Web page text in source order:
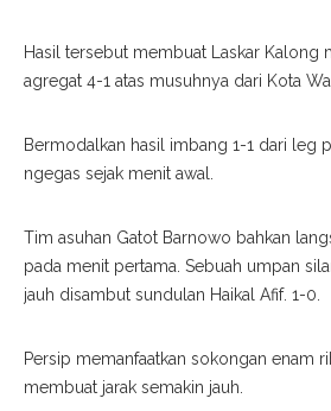
Hasil tersebut membuat Laskar Kalong
agregat 4-1 atas musuhnya dari Kota
Bermodalkan hasil imbang 1-1 dari leg
ngegas sejak menit awal.
Tim asuhan Gatot Barnowo bahkan
pada menit pertama. Sebuah umpan
jauh disambut sundulan Haikal Afif. 1-0.
Persip memanfaatkan sokongan enam
membuat jarak semakin jauh.